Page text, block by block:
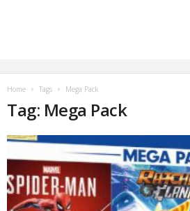
Home Tags Mega Pack
Tag: Mega Pack